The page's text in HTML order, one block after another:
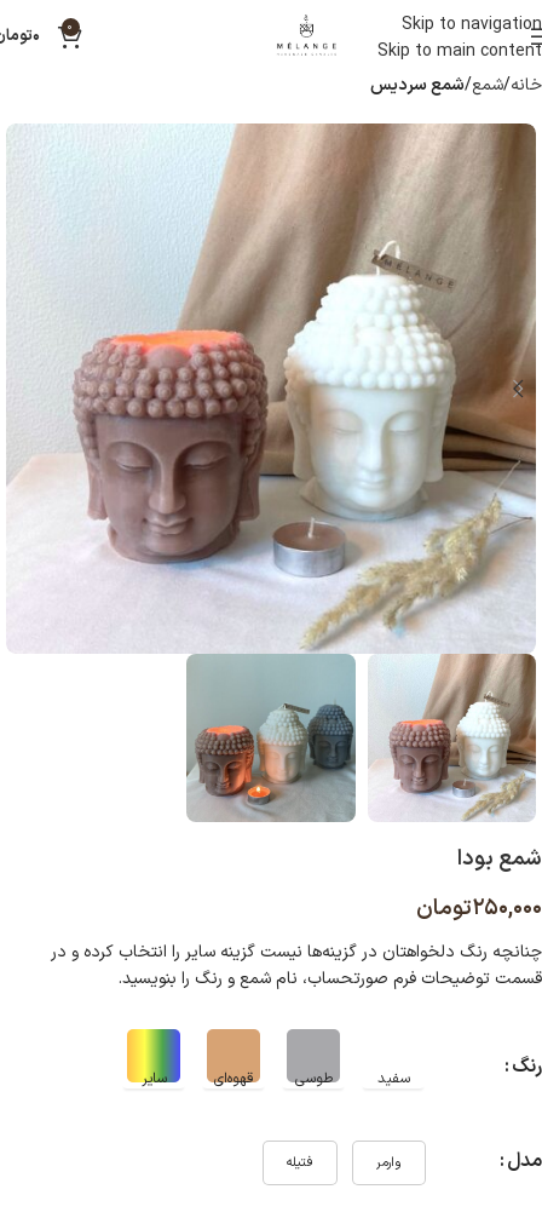
Skip to navigation
Skip to main content
0 ۰
خانه شمع شمع سردیس
شمع بودا
۲۵۰,۰۰۰تومان
چنانچه رنگ دلخواهتان در گزینه‌ها نیست گزینه سایر را انتخاب کرده و در
قسمت توضیحات فرم صورتحساب، نام شمع و رنگ را بنویسید.
رنگ
مدل وارمر فتیله‌